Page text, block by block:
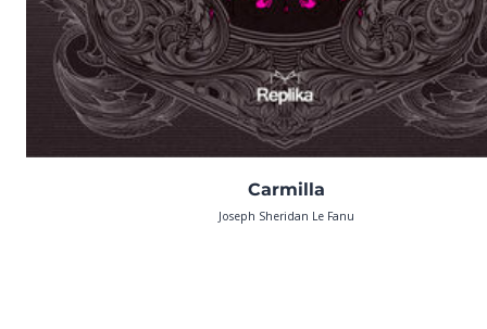
Carmilla
Joseph Sheridan Le Fanu